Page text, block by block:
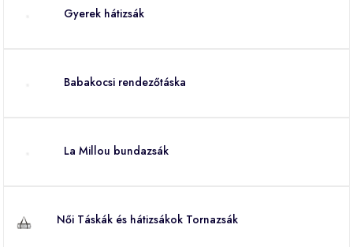
Gyerek hátizsák
Babakocsi rendezőtáska
La Millou bundazsák
Női Táskák és hátizsákok Tornazsák